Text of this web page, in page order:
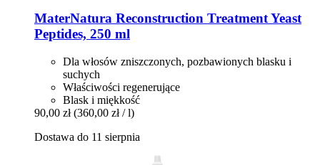
MaterNatura Reconstruction Treatment Yeast
Peptides, 250 ml
Dla włosów zniszczonych, pozbawionych blasku i
suchych
Właściwości regenerujące
Blask i miękkość
90,00 zł (360,00 zł / l)
Dostawa do 11 sierpnia